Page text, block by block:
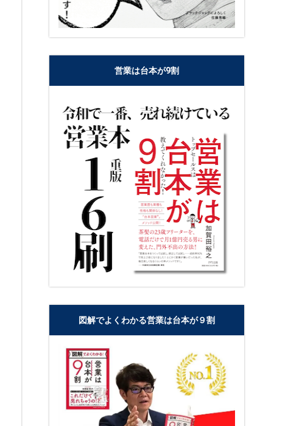
営業は台本が9割
図解でよくわかる営業は台本が９割